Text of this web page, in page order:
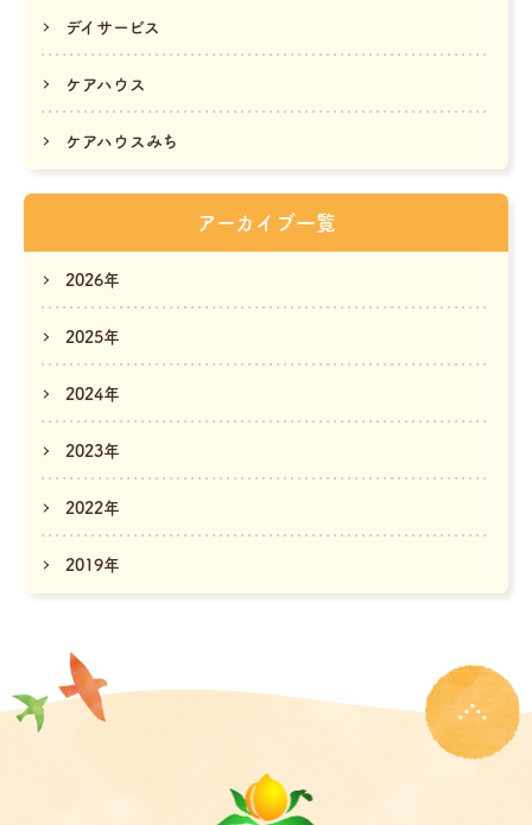
デイサービス
ケアハウス
ケアハウスみち
アーカイブ一覧
2026年
2025年
2024年
2023年
2022年
2019年